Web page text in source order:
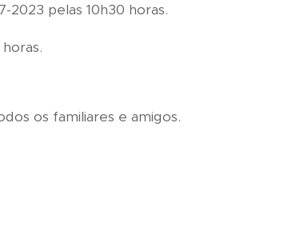
2023 pelas 10h30 horas.
os familiares e amigos.